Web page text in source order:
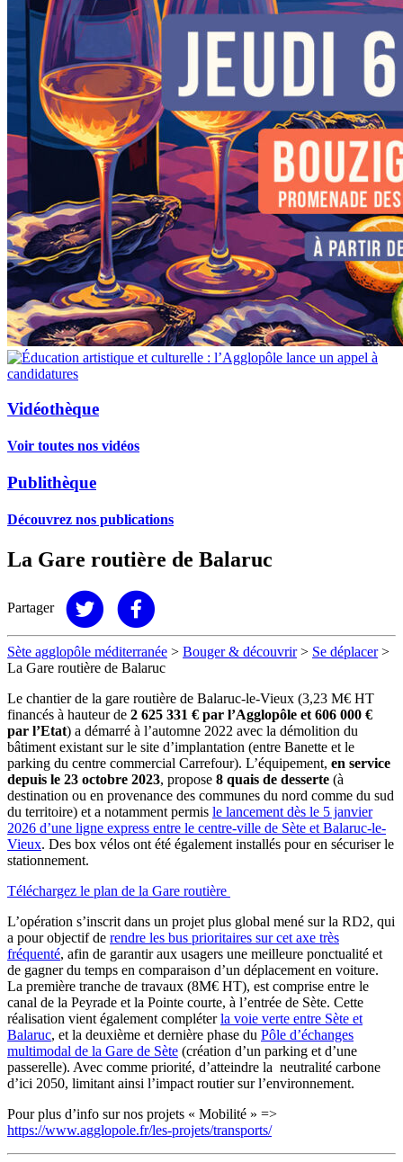
Vidéothèque
Voir toutes nos vidéos
Publithèque
Découvrez nos publications
La Gare routière de Balaruc
Partager
Sète agglopôle méditerranée > Bouger & découvrir> Se déplacer>
La Gare routière de Balaruc
Le chantier de la gare routière de Balaruc-le-Vieux (3,23 M€ HT
financés à hauteur de 2 625 331 € par l’Agglopôle et 606 000 €
par l’Etat) a démarré à l’automne 2022 avec la démolition du
bâtiment existant sur le site d’implantation (entre Banette et le
parking du centre commercial Carrefour). L’équipement, en service
depuis le 23 octobre 2023, propose 8 quais de desserte (à
destination ou en provenance des communes du nord comme du sud
du territoire) et a notamment permis le lancement dès le 5 janvier
2026 d’une ligne express entre le centre-ville de Sète et Balaruc-le-
Vieux. Des box vélos ont été également installés pour en sécuriser le
stationnement.
Téléchargez le plan de la Gare routière
L’opération s’inscrit dans un projet plus global mené sur la RD2, qui
a pour objectif de rendre les bus prioritaires sur cet axe très
fréquenté, afin de garantir aux usagers une meilleure ponctualité et
de gagner du temps en comparaison d’un déplacement en voiture.
La première tranche de travaux (8M€ HT), est comprise entre le
canal de la Peyrade et la Pointe courte, à l’entrée de Sète. Cette
réalisation vient également compléterla voie verte entre Sète et
Balaruc, et la deuxième et dernière phase du Pôle d’échanges
multimodal de la Gare de Sète (création d’un parking et d’une
passerelle). Avec comme priorité, d’atteindre la neutralité carbone
d’ici 2050, limitant ainsi l’impact routier sur l’environnement.
Pour plus d’info sur nos projets « Mobilité » =>
https://www.agglopole.fr/les-projets/transports/